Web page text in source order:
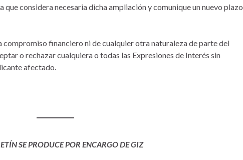
que considera necesaria dicha ampliación y comunique un nuevo plazo
compromiso financiero ni de cualquier otra naturaleza de parte del
o rechazar cualquiera o todas las Expresiones de Interés sin
afectado.
SE PRODUCE POR ENCARGO DE GIZ